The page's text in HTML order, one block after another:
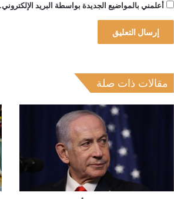
أعلمني بالمواضيع الجديدة بواسطة البريد الإلكتروني.
مقالات ذات صلة